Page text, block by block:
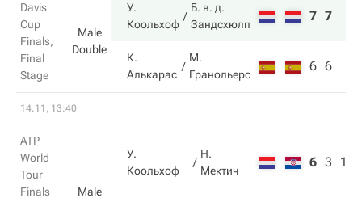
Davis
Cup
Finals,
Final
Stage
Male
Double
У.
Коольхоф
Б. в. д.
Зандсхюлп
7 7
К.
Алькарас
М.
Гранольерс
6 6
14.11, 13:40
ATP
World
Tour
Finals
Male
У.
Коольхоф
Н.
Мектич
6 3 10